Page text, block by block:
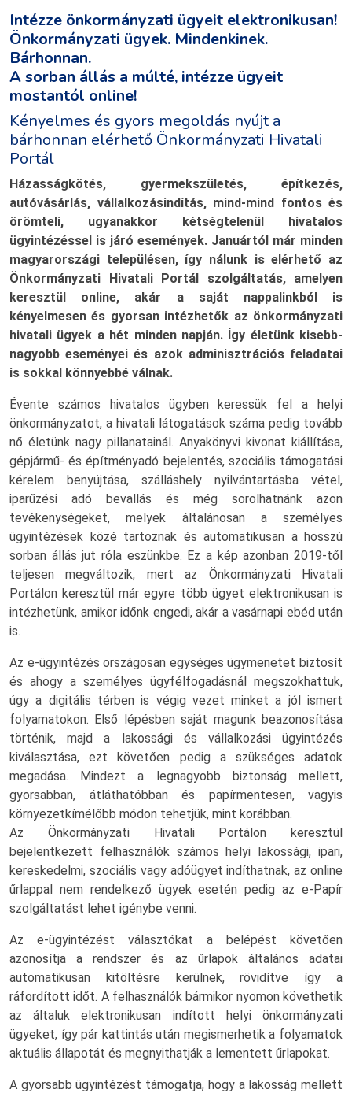
Intézze önkormányzati ügyeit elektronikusan!
Önkormányzati ügyek. Mindenkinek.
Bárhonnan.
A sorban állás a múlté, intézze ügyeit
mostantól online!
Kényelmes és gyors megoldás nyújt a
bárhonnan elérhető Önkormányzati Hivatali
Portál
Házasságkötés, gyermekszületés, építkezés,
autóvásárlás, vállalkozásindítás, mind-mind fontos és
örömteli, ugyanakkor kétségtelenül hivatalos
ügyintézéssel is járó események. Januártól már minden
magyarországi településen, így nálunk is elérhető az
Önkormányzati Hivatali Portál szolgáltatás, amelyen
keresztül online, akár a saját nappalinkból is
kényelmesen és gyorsan intézhetők az önkormányzati
hivatali ügyek a hét minden napján. Így életünk kisebb-
nagyobb eseményei és azok adminisztrációs feladatai
is sokkal könnyebbé válnak.
Évente számos hivatalos ügyben keressük fel a helyi
önkormányzatot, a hivatali látogatások száma pedig tovább
nő életünk nagy pillanatainál. Anyakönyvi kivonat kiállítása,
gépjármű- és építményadó bejelentés, szociális támogatási
kérelem benyújtása, szálláshely nyilvántartásba vétel,
iparűzési adó bevallás és még sorolhatnánk azon
tevékenységeket, melyek általánosan a személyes
ügyintézések közé tartoznak és automatikusan a hosszú
sorban állás jut róla eszünkbe. Ez a kép azonban 2019-től
teljesen megváltozik, mert az Önkormányzati Hivatali
Portálon keresztül már egyre több ügyet elektronikusan is
intézhetünk, amikor időnk engedi, akár a vasárnapi ebéd után
is.
Az e-ügyintézés országosan egységes ügymenetet biztosít
és ahogy a személyes ügyfélfogadásnál megszokhattuk,
úgy a digitális térben is végig vezet minket a jól ismert
folyamatokon. Első lépésben saját magunk beazonosítása
történik, majd a lakossági és vállalkozási ügyintézés
kiválasztása, ezt követően pedig a szükséges adatok
megadása. Mindezt a legnagyobb biztonság mellett,
gyorsabban, átláthatóbban és papírmentesen, vagyis
környezetkímélőbb módon tehetjük, mint korábban.
Az Önkormányzati Hivatali Portálon keresztül
bejelentkezett felhasználók számos helyi lakossági, ipari,
kereskedelmi, szociális vagy adóügyet indíthatnak, az online
űrlappal nem rendelkező ügyek esetén pedig az e-Papír
szolgáltatást lehet igénybe venni.
Az e-ügyintézést választókat a belépést követően
azonosítja a rendszer és az űrlapok általános adatai
automatikusan kitöltésre kerülnek, rövidítve így a
ráfordított időt. A felhasználók bármikor nyomon követhetik
az általuk elektronikusan indított helyi önkormányzati
ügyeket, így pár kattintás után megismerhetik a folyamatok
aktuális állapotát és megnyithatják a lementett űrlapokat.
A gyorsabb ügyintézést támogatja, hogy a lakosság mellett